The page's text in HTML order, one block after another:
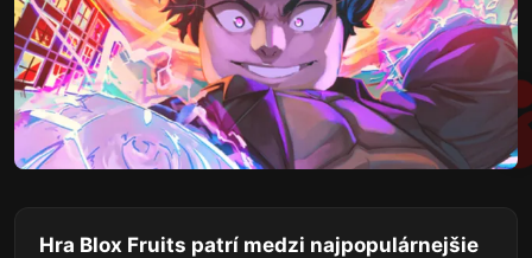
Hra Blox Fruits patrí medzi najpopulárnejšie